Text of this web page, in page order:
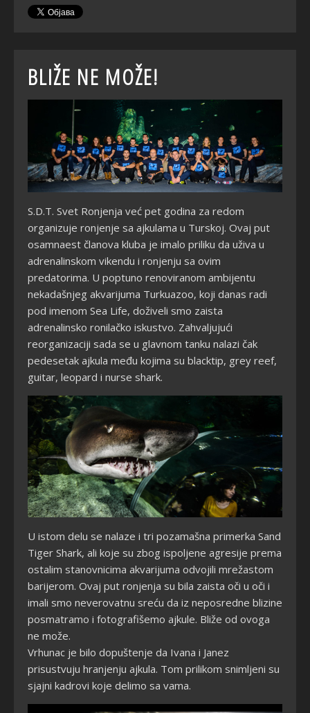
BLIŽE NE MOŽE!
S.D.T. Svet Ronjenja već pet godina za redom
organizuje ronjenje sa ajkulama u Turskoj. Ovaj put
osamnaest članova kluba je imalo priliku da uživa u
adrenalinskom vikendu i ronjenju sa ovim
predatorima. U poptuno renoviranom ambijentu
nekadašnjeg akvarijuma Turkuazoo, koji danas radi
pod imenom Sea Life, doživeli smo zaista
adrenalinsko ronilačko iskustvo. Zahvaljujući
reorganizaciji sada se u glavnom tanku nalazi čak
pedesetak ajkula među kojima su blacktip, grey reef,
guitar, leopard i nurse shark.
U istom delu se nalaze i tri pozamašna primerka Sand
Tiger Shark, ali koje su zbog ispoljene agresije prema
ostalim stanovnicima akvarijuma odvojili mrežastom
barijerom. Ovaj put ronjenja su bila zaista oči u oči i
imali smo neverovatnu sreću da iz neposredne blizine
posmatramo i fotografišemo ajkule. Bliže od ovoga
ne može.
Vrhunac je bilo dopuštenje da Ivana i Janez
prisustvuju hranjenju ajkula. Tom prilikom snimljeni su
sjajni kadrovi koje delimo sa vama.